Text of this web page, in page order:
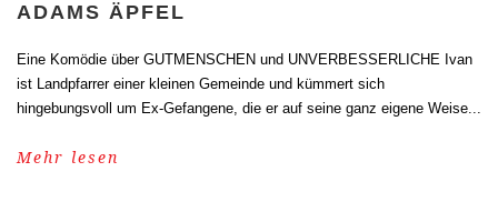
ADAMS ÄPFEL
Eine Komödie über GUTMENSCHEN und UNVERBESSERLICHE Ivan
ist Landpfarrer einer kleinen Gemeinde und kümmert sich
hingebungsvoll um Ex-Gefangene, die er auf seine ganz eigene Weise...
Mehr lesen